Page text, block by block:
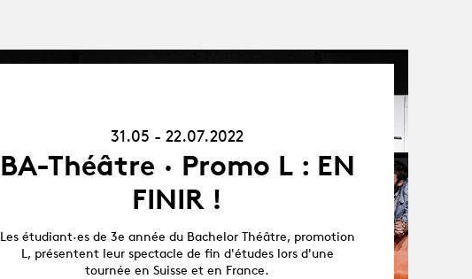
31.05 - 22.07.2022
BA-Théâtre · Promo L : EN
FINIR !
Les étudiant·es de 3e année du Bachelor Théâtre, promotion
L, présentent leur spectacle de fin d'études lors d'une
tournée en Suisse et en France.